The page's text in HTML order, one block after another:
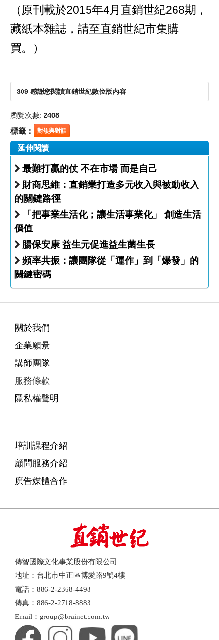
（原刊載於2015年4月直銷世紀268期，
藏紙本雜誌，請至直銷世紀市集購
買。）
309 感謝您閱讀直銷世紀數位版內容
瀏覽次數: 2408
標籤： 對焦與對話
延伸閱讀
最難打贏的仗 不在市場 而是自己
財商思維：直銷業打造多元收入與被動收入
的關鍵路徑
「把事業生活化；讓生活事業化」 創造生活
價值
腸保安康 益生元促進益生菌生長
頻率共振：讓團隊從「運作」到「爆發」的
關鍵密碼
關於我們
企業願景
講師團隊
服務條款
隱私權聲明
培訓課程介紹
顧問服務介紹
廣告媒體合作
傳智國際文化事業股份有限公司
地址：台北市中正區博愛路9號4樓
電話：886-2-2368-4498
傳真：886-2-2718-8883
Email：group@brainet.com.tw